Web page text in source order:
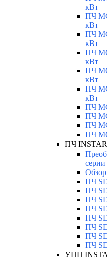
кВт
ПЧ
кВт
ПЧ
кВт
ПЧ
кВт
ПЧ
кВт
ПЧ
кВт
ПЧ
ПЧ
ПЧ
ПЧ
ПЧ
ПЧ
ПЧ
ПЧ
ПЧ
ПЧ
ПЧ
ПЧ
ПЧ
УПП